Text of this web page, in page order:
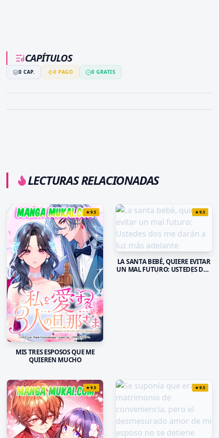
CAPÍTULOS
0 CAP. 0 PAGO 0 GRATIS
LECTURAS RELACIONADAS
★9.5
MIS TRES ESPOSOS QUE ME
QUIEREN MUCHO
★9.5
LA SANTA BEBÉ, QUIERE EVITAR
UN MAL FUTURO: USTEDES DOS
★9.5 ★9.5